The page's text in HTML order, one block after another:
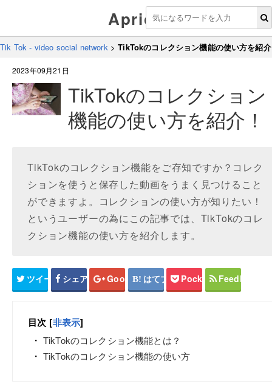
Aprico
Tik Tok - video social network>TikTokのコレクション機能の使い方を紹
2023年09月21日
TikTokのコレクション
機能の使い方を紹介！
TikTokのコレクション機能をご存知ですか？コレク
ションを使うと保存した動画をうまく見つけること
ができますよ。コレクションの使い方が知りたい！
というユーザーの為にこの記事では、TikTokのコレ
クション機能の使い方を紹介します。
ツイート シェア Google+ はてブ Pocket Feedly
目次 [非表示]
TikTokのコレクション機能とは？
TikTokのコレクション機能の使い方